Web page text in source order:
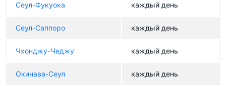
Сеул-Фукуока каждый день
Сеул-Саппоро каждый день
Чхонджу-Чеджу каждый день
Окинава-Сеул каждый день